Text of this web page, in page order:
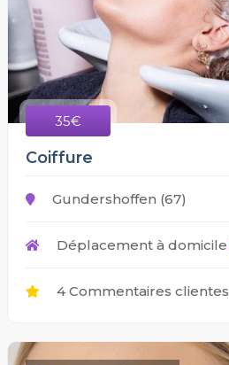
35€
Coiffure
Gundershoffen (67)
Déplacement à domicile
4 Commentaires clientes